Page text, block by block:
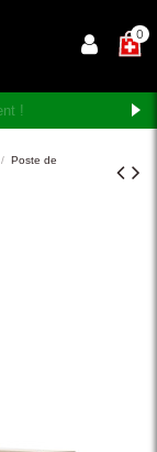
×0
romande
Poste de